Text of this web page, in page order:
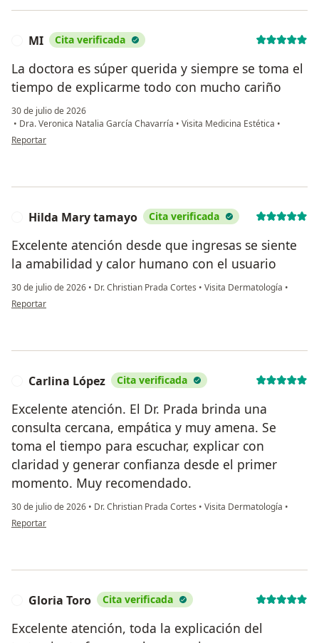
MI Cita verificada
La doctora es súper querida y siempre se toma el
tiempo de explicarme todo con mucho cariño
30 de julio de 2026
• Dra. Veronica Natalia García Chavarría • Visita Medicina Estética •
en opinión del usuario MI
Reportar
Hilda Mary tamayo Cita verificada
Excelente atención desde que ingresas se siente
la amabilidad y calor humano con el usuario
30 de julio de 2026 • Dr. Christian Prada Cortes • Visita Dermatología •
en opinión del usuario Hilda Mary tamayo
Reportar
Carlina López Cita verificada
Excelente atención. El Dr. Prada brinda una
consulta cercana, empática y muy amena. Se
toma el tiempo para escuchar, explicar con
claridad y generar confianza desde el primer
momento. Muy recomendado.
30 de julio de 2026 • Dr. Christian Prada Cortes • Visita Dermatología •
en opinión del usuario Carlina López
Reportar
Gloria Toro Cita verificada
Excelente atención, toda la explicación del